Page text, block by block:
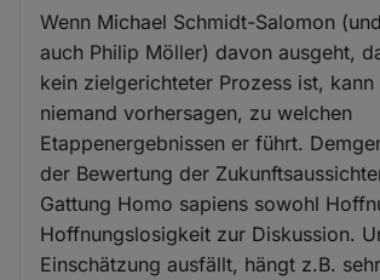
Wenn Michael Schmidt-Salomon
auch Philip Möller) davon ausgeht,
kein zielgerichteter Prozess ist, kann
niemand vorhersagen, zu welchen
Etappenergebnissen er führt.
der Bewertung der
Gattung Homo sapiens sowohl
Hoffnungslosigkeit zur Diskussion.
Einschätzung ausfällt, hängt z.B.